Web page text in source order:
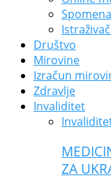
Društvo
Mirovine
Izračun
Zdravlje
Invaliditet
ZA